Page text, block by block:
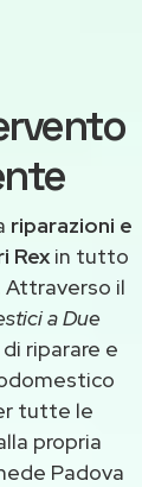
riparazioni e
Rex in tutto
Attraverso il
a Due
riparare e
tutte le
propria
Padova